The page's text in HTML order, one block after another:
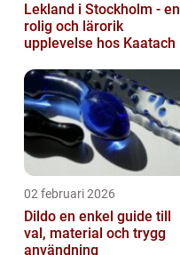
Lekland i Stockholm - en
rolig och lärorik
upplevelse hos Kaatach
02 februari 2026
Dildo en enkel guide till
val, material och trygg
användning